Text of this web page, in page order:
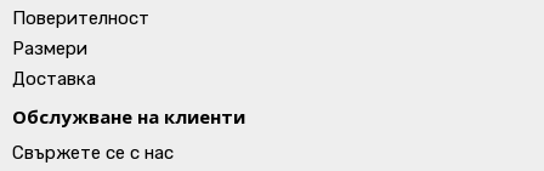
Поверителност
Размери
Доставка
Обслужване на клиенти
Свържете се с нас